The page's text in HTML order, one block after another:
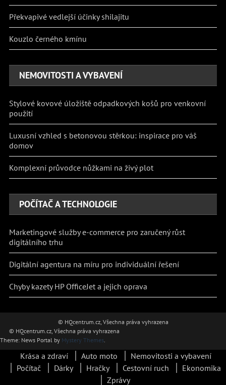
Překvapivé vedlejší účinky shilajitu
Kouzlo černého kmínu
NEMOVITOSTI A VYBAVENÍ
Stylové kovové úložiště odpadkových košů pro venkovní
použití
Luxusní vzhled s betonovou stěrkou: inspirace pro váš
domov
Komplexní průvodce nůžkami na živý plot
POČÍTAČ A TECHNOLOGIE
Marketingové služby e-commerce pro zaručený růst
digitálního trhu
Digitální agentura na míru pro individuální řešení
Chyby kazety HP OfficeJet a jejich oprava
© HQcentrum.cz, Všechna práva vyhrazena
© HQcentrum.cz, Všechna práva vyhrazena
Theme: News Portal by Mystery Themes
Krása a zdraví Auto moto
Nemovitosti a vybavení
Počítač
Dárky Hračky Cestovní ruch
Ekonomika
Zprávy